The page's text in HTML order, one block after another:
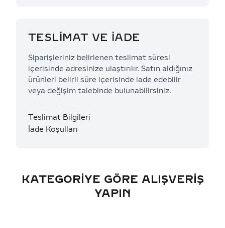
TESLİMAT VE İADE
Siparişleriniz belirlenen teslimat süresi
içerisinde adresinize ulaştırılır. Satın aldığınız
ürünleri belirli süre içerisinde iade edebilir
veya değişim talebinde bulunabilirsiniz.
Teslimat Bilgileri
İade Koşulları
KATEGORIYE GÖRE ALIŞVERIŞ
YAPIN